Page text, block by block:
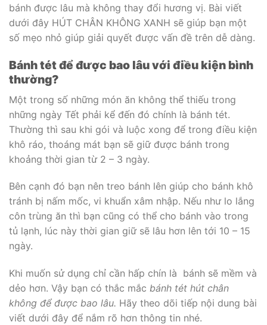
bánh được lâu mà không thay đổi hương vị. Bài viết
dưới đây HÚT CHÂN KHÔNG XANH sẽ giúp bạn một
số mẹo nhỏ giúp giải quyết được vấn đề trên dễ dàng.
Bánh tét để được bao lâu với điều kiện bình
thường?
Một trong số những món ăn không thể thiếu trong
những ngày Tết phải kể đến đó chính là bánh tét.
Thường thì sau khi gói và luộc xong để trong điều kiện
khô ráo, thoáng mát bạn sẽ giữ được bánh trong
khoảng thời gian từ 2 – 3 ngày.
Bên cạnh đó bạn nên treo bánh lên giúp cho bánh khô
tránh bị nấm mốc, vi khuẩn xâm nhập. Nếu như lo lắng
côn trùng ăn thì bạn cũng có thể cho bánh vào trong
tủ lạnh, lúc này thời gian giữ sẽ lâu hơn lên tới 10 – 15
ngày.
Khi muốn sử dụng chỉ cần hấp chín là bánh sẽ mềm và
dẻo hơn. Vậy bạn có thắc mắc bánh tét hút chân
không để được bao lâu. Hãy theo dõi tiếp nội dung bài
viết dưới đây để nắm rõ hơn thông tin nhé.